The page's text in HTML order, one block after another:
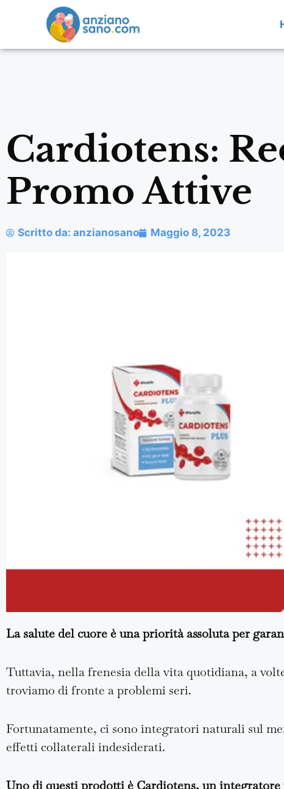
Cardiotens:
Promo Attive
Scritto da: anzianosano Maggio 8, 2023
La salute del cuore è una priorità assoluta per
Tuttavia, nella frenesia della vita quotidiana, a
troviamo di fronte a problemi seri.
Fortunatamente, ci sono integratori naturali sul
effetti collaterali indesiderati.
Uno di questi prodotti è Cardiotens, un